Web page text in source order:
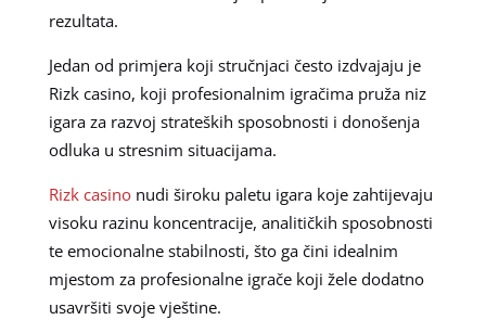
rezultata.
Jedan od primjera koji stručnjaci često izdvajaju je
Rizk casino, koji profesionalnim igračima pruža niz
igara za razvoj strateških sposobnosti i donošenja
odluka u stresnim situacijama.
Rizk casinonudi široku paletu igara koje zahtijevaju
visoku razinu koncentracije, analitičkih sposobnosti
te emocionalne stabilnosti, što ga čini idealnim
mjestom za profesionalne igrače koji žele dodatno
usavršiti svoje vještine.